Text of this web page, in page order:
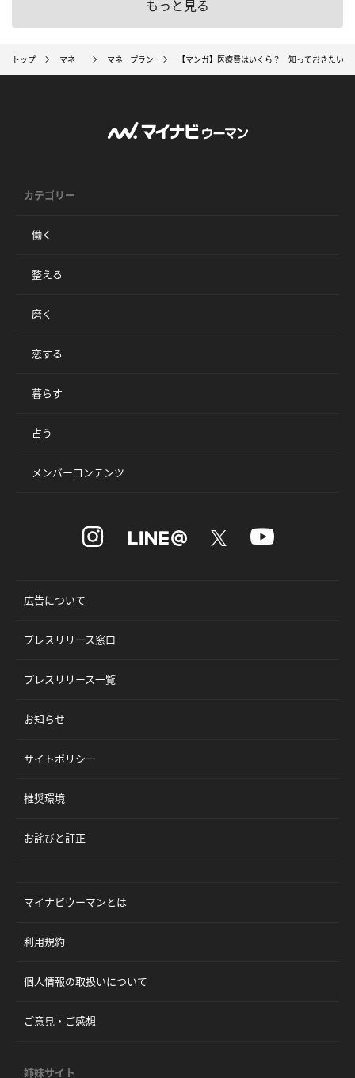
もっと見る
トップ マネー マネープラン 【マンガ】医療費はいくら？ 知っておきたい
カテゴリー
働く
整える
磨く
恋する
暮らす
占う
メンバーコンテンツ
広告について
プレスリリース窓口
プレスリリース一覧
お知らせ
サイトポリシー
推奨環境
お詫びと訂正
マイナビウーマンとは
利用規約
個人情報の取扱いについて
ご意見・ご感想
姉妹サイト